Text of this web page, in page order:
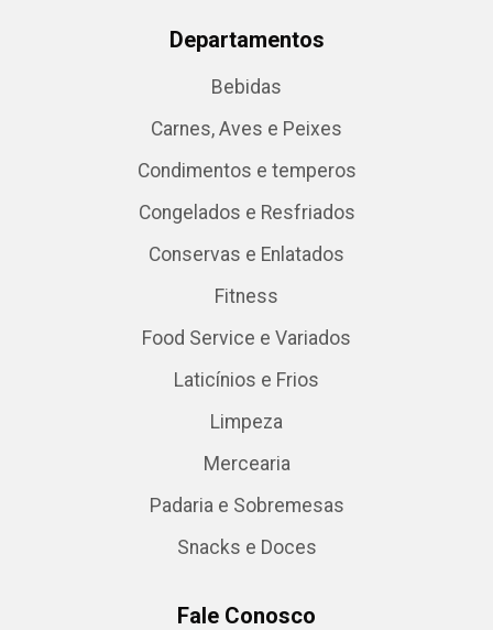
Departamentos
Bebidas
Carnes, Aves e Peixes
Condimentos e temperos
Congelados e Resfriados
Conservas e Enlatados
Fitness
Food Service e Variados
Laticínios e Frios
Limpeza
Mercearia
Padaria e Sobremesas
Snacks e Doces
Fale Conosco